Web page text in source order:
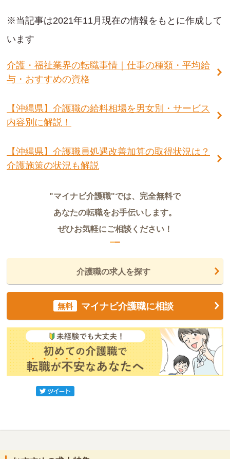
※当記事は2021年11月現在の情報をもとに作成して
います
介護・福祉業界の転職事情｜仕事の種類・平均給
与・おすすめの資格
【沖縄県】介護職の給料相場を男女別・サービス
内容別に解説！
【沖縄県】介護職員処遇改善加算の取得状況は？
介護施策の状況も解説
"マイナビ介護職"では、完全無料で
あなたの転職をお手伝いします。
ぜひお気軽にご相談ください！
介護職の求人を探す
無料 マイナビ介護職に相談